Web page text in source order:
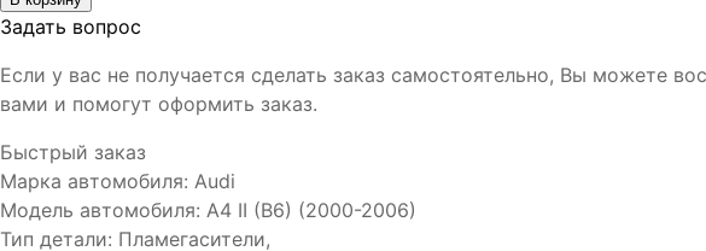
Задать вопрос
Если у вас не получается сделать заказ самостоятельно, Вы можете
вами и помогут оформить заказ.
Быстрый заказ
Марка автомобиля: Audi
Модель автомобиля: A4 II (B6) (2000-2006)
Тип детали: Пламегасители,